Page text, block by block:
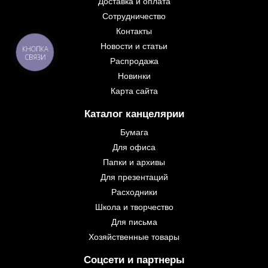
Сотрудничество
Контакты
Новости и статьи
Распродажа
Новинки
Карта сайта
Каталог канцелярии
Бумага
Для офиса
Папки и архивы
Для презентаций
Расходники
Школа и творчество
Для письма
Хозяйственные товары
Соцсети и партнеры
КНОПКА
СВЯЗИ